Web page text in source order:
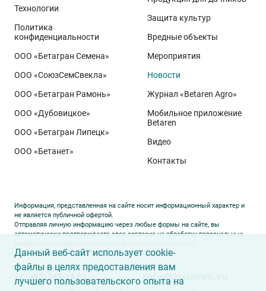
технологией: сбалансированном минеральном
питании, эффективной защите растений и точном
относится к новому поколению сортов орловского
биотипа озимой пшеницы. Это достижение
департамента селекции и семеноводства «Щёлково
Агрохим». Ей принадлежит рекорд
полученный в Орловской области в 2025 году.
Ермоловка максимально отзывчива на приёмы
интенсификации. Внесена в Государственный реестр
массивный поникающий колос и высокая
озернённость – до50–80
30у традиционных сортов. Именно такая
архитектура растения позволяет эффективно
использовать высокий агрофон и формировать
урожай, недостижимый для прежних селекционных
Технологии
Политика
конфиденциальности
ООО «Бетагран Семена»
ООО «СоюзСемСвекла»
ООО «Бетагран Рамонь»
ООО «Дубовицкое»
ООО «Бетагран Липецк»
ООО «Бетанет»
Защита культур
Вредные объекты
Мероприятия
Новости
Журнал «Betaren Agro»
Мобильное приложение
Betaren
Видео
Контакты
Информация, представленная на сайте носит информационный характер и
не является публичной офертой.
Отправляя личную информацию через любые формы на сайте, вы
автоматически подтверждаете свое согласие на обработку персональных
info@betaren.ru
Данный веб-сайт использует cookie-
файлы в целях предоставления вам
лучшего пользовательского опыта на